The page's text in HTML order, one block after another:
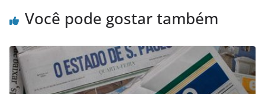
Você pode gostar também